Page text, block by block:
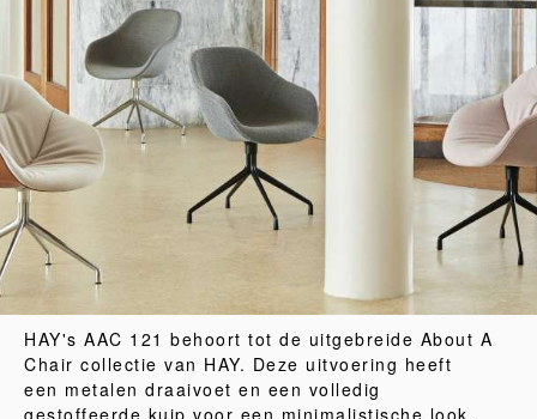
HAY's AAC 121 behoort tot de uitgebreide About A
Chair collectie van HAY. Deze uitvoering heeft
een metalen draaivoet en een volledig
gestoffeerde kuip voor een minimalistische look.